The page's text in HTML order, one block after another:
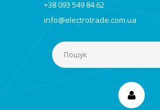
+38 093 549 84 62
info@electrotrade.com.ua